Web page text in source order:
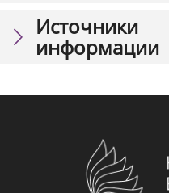
Источники
информации